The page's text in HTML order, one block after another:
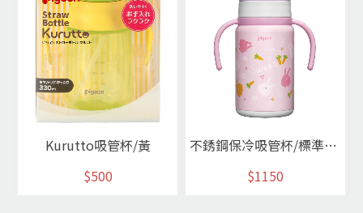
Kurutto吸管杯/黃
$500
不銹鋼保冷吸管杯/標準型300ml(兔子)
$1150